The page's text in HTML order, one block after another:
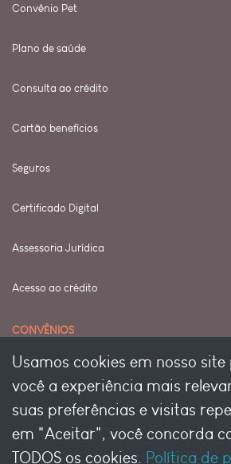
Convênio Pet
Plano de saúde
Consulta ao crédito
Cartão benefícios
Seguros
Certificado Digital
Assessoria Jurídica
Acesso ao crédito
CONVÊNIOS
Seja um conveniado
Seja um conveniado Pet
Usamos cookies em nosso
você a experiência mais
suas preferências e visitas
em "Aceitar", você concorda
TODOS os cookies. Política de